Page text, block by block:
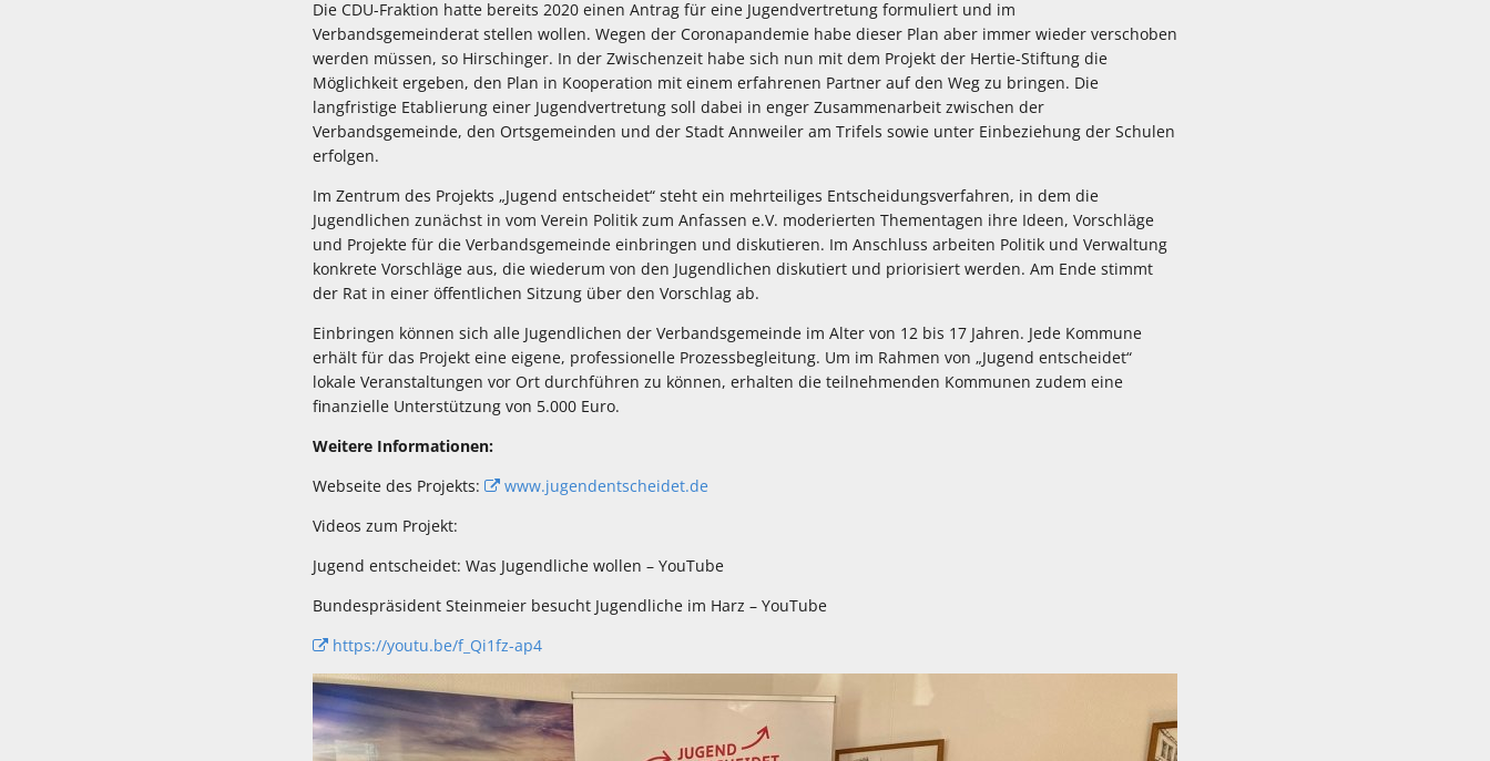
Die CDU-Fraktion hatte bereits 2020 einen Antrag für eine Jugendvertretung formuliert und im
Verbandsgemeinderat stellen wollen. Wegen der Coronapandemie habe dieser Plan aber immer wieder verschoben
werden müssen, so Hirschinger. In der Zwischenzeit habe sich nun mit dem Projekt der Hertie-Stiftung die
Möglichkeit ergeben, den Plan in Kooperation mit einem erfahrenen Partner auf den Weg zu bringen. Die
langfristige Etablierung einer Jugendvertretung soll dabei in enger Zusammenarbeit zwischen der
Verbandsgemeinde, den Ortsgemeinden und der Stadt Annweiler am Trifels sowie unter Einbeziehung der Schulen
erfolgen.
Im Zentrum des Projekts „Jugend entscheidet“ steht ein mehrteiliges Entscheidungsverfahren, in dem die
Jugendlichen zunächst in vom Verein Politik zum Anfassen e.V. moderierten Thementagen ihre Ideen, Vorschläge
und Projekte für die Verbandsgemeinde einbringen und diskutieren. Im Anschluss arbeiten Politik und Verwaltung
konkrete Vorschläge aus, die wiederum von den Jugendlichen diskutiert und priorisiert werden. Am Ende stimmt
der Rat in einer öffentlichen Sitzung über den Vorschlag ab.
Einbringen können sich alle Jugendlichen der Verbandsgemeinde im Alter von 12 bis 17 Jahren. Jede Kommune
erhält für das Projekt eine eigene, professionelle Prozessbegleitung. Um im Rahmen von „Jugend entscheidet“
lokale Veranstaltungen vor Ort durchführen zu können, erhalten die teilnehmenden Kommunen zudem eine
finanzielle Unterstützung von 5.000 Euro.
Weitere Informationen:
Webseite des Projekts:
www.jugendentscheidet.de
Videos zum Projekt:
Jugend entscheidet: Was Jugendliche wollen – YouTube
Bundespräsident Steinmeier besucht Jugendliche im Harz – YouTube
https://youtu.be/f_Qi1fz-ap4